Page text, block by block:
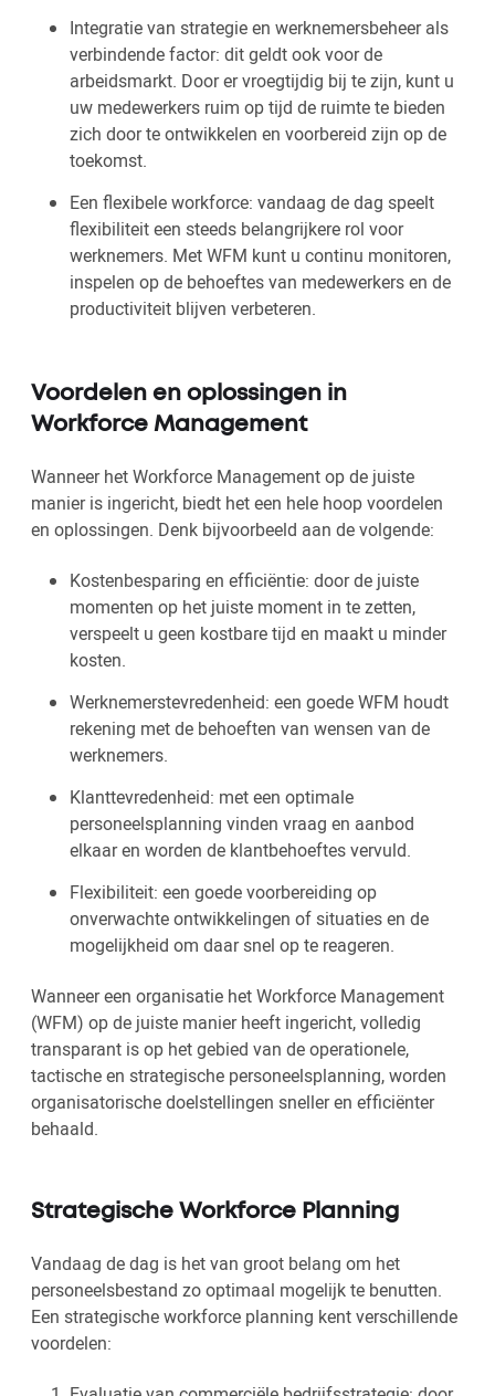
Integratie van strategie en werknemersbeheer als
verbindende factor: dit geldt ook voor de
arbeidsmarkt. Door er vroegtijdig bij te zijn, kunt u
uw medewerkers ruim op tijd de ruimte te bieden
zich door te ontwikkelen en voorbereid zijn op de
toekomst.
Een flexibele workforce: vandaag de dag speelt
flexibiliteit een steeds belangrijkere rol voor
werknemers. Met WFM kunt u continu monitoren,
inspelen op de behoeftes van medewerkers en de
productiviteit blijven verbeteren.
Voordelen en oplossingen in
Workforce Management
Wanneer het Workforce Management op de juiste
manier is ingericht, biedt het een hele hoop voordelen
en oplossingen. Denk bijvoorbeeld aan de volgende:
Kostenbesparing en efficiëntie: door de juiste
momenten op het juiste moment in te zetten,
verspeelt u geen kostbare tijd en maakt u minder
kosten.
Werknemerstevredenheid: een goede WFM houdt
rekening met de behoeften van wensen van de
werknemers.
Klanttevredenheid: met een optimale
personeelsplanning vinden vraag en aanbod
elkaar en worden de klantbehoeftes vervuld.
Flexibiliteit: een goede voorbereiding op
onverwachte ontwikkelingen of situaties en de
mogelijkheid om daar snel op te reageren.
Wanneer een organisatie het Workforce Management
(WFM) op de juiste manier heeft ingericht, volledig
transparant is op het gebied van de operationele,
tactische en strategische personeelsplanning, worden
organisatorische doelstellingen sneller en efficiënter
behaald.
Strategische Workforce Planning
Vandaag de dag is het van groot belang om het
personeelsbestand zo optimaal mogelijk te benutten.
Een strategische workforce planning kent verschillende
voordelen: